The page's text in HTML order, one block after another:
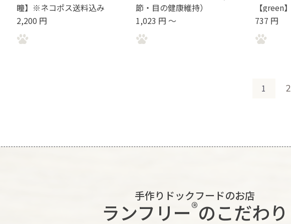
瞳】※ネコポス送料込み
2,200 円
節・目の健康維持）
1,023 円 ～
【green】
737 円
1 2
手作りドックフードのお店
ランフリー®︎のこだわり